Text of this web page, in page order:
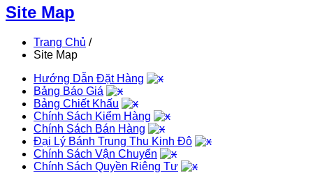
Site Map
Trang Chủ /
Site Map
Hướng Dẫn Đặt Hàng
Bảng Báo Giá
Bảng Chiết Khấu
Chính Sách Kiểm Hàng
Chính Sách Bán Hàng
Đại Lý Bánh Trung Thu Kinh Đô
Chính Sách Vận Chuyển
Chính Sách Quyền Riêng Tư